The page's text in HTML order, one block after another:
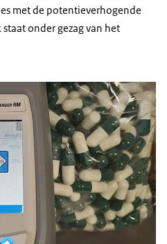
met de potentieverhogende
onder gezag van het
met de potentie verhogende